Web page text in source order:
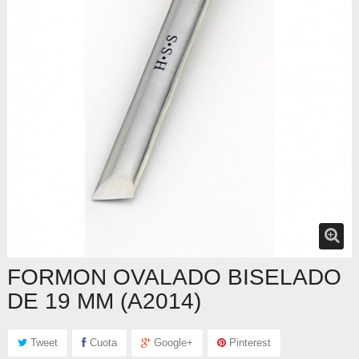
FORMON OVALADO BISELADO
DE 19 MM (A2014)
Tweet Cuota Google+ Pinterest